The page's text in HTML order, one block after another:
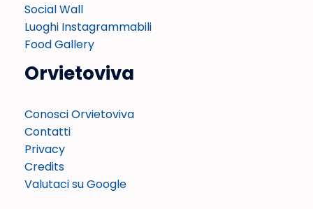
Social Wall
Luoghi Instagrammabili
Food Gallery
Orvietoviva
Conosci Orvietoviva
Contatti
Privacy
Credits
Valutaci su Google